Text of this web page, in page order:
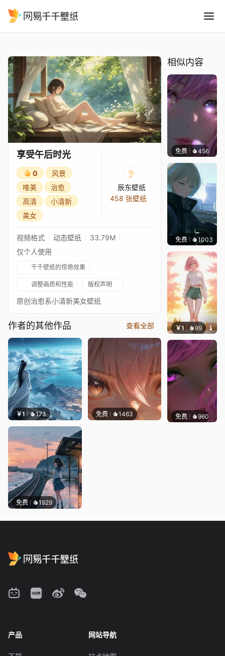
享受午后时光
0
风景
唯美
治愈
高清
小清新
美女
辰东壁纸
458 张壁纸
视频格式 动态壁纸
33.79M
仅个人使用
千千壁纸的惊艳效果
调整画质和性能 版权声明
原创治愈系小清新美女壁纸
作者的其他作品 查看全部
￥1 173 免费 1463
免费 1929
相似内容
免费 456辰东
免费 1003辰东
￥1 99 辰东
免费 960辰东
产品 网站导航